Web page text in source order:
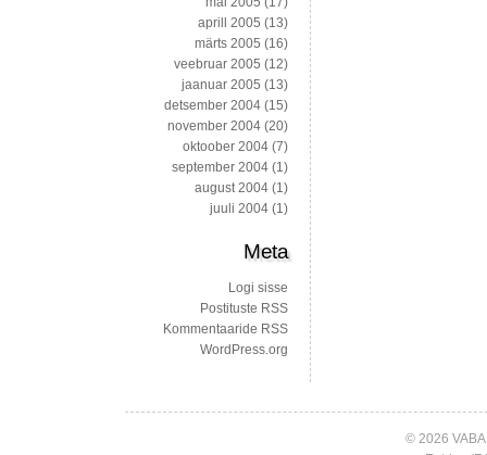
aprill 2005 (13)
märts 2005 (16)
veebruar 2005 (12)
jaanuar 2005 (13)
detsember 2004 (15)
november 2004 (20)
oktoober 2004 (7)
september 2004 (1)
august 2004 (1)
juuli 2004 (1)
Meta
Logi sisse
Postituste RSS
Kommentaaride RSS
WordPress.org
© 2026